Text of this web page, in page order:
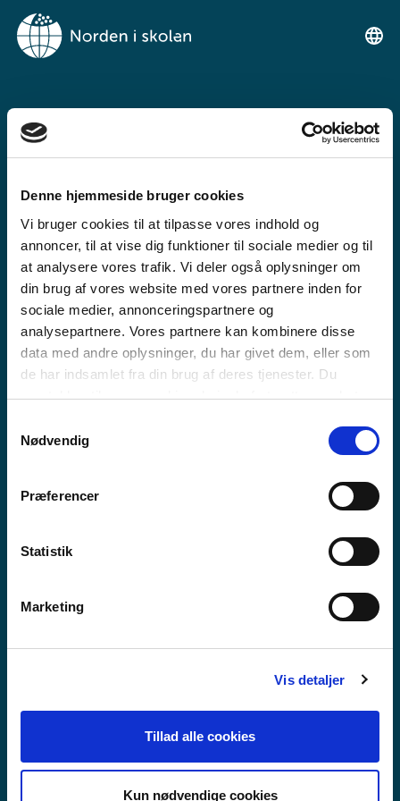
Denne hjemmeside bruger cookies
Vi bruger cookies til at tilpasse vores indhold og
annoncer, til at vise dig funktioner til sociale medier og til
at analysere vores trafik. Vi deler også oplysninger om
din brug af vores website med vores partnere inden for
sociale medier, annonceringspartnere og
analysepartnere. Vores partnere kan kombinere disse
data med andre oplysninger, du har givet dem, eller som
de har indsamlet fra din brug af deres tjenester. Du
samtykker til vores cookies, hvis du fortsætter med at
Nødvendig
Præferencer
Statistik
Marketing
Vis detaljer
Tillad alle cookies
Kun nødvendige cookies
VELKOMMEN TIL
NORDEN I SKOLEN
Ein gratis undervisningsplattform for
grunnskulen og den vidaregåande skule
GRUNNSKULE
VIDAREGÅANDE SKULE